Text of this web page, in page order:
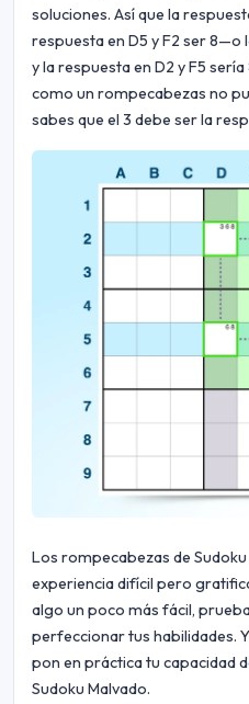
soluciones. Así que la
respuesta en D5 y F2 ser
y la respuesta en D2 y F5
como un rompecabezas no
sabes que el 3 debe ser la
Los rompecabezas de
experiencia difícil pero
algo un poco más fácil,
perfeccionar tus habilidades.
pon en práctica tu capacidad
Sudoku Malvado.